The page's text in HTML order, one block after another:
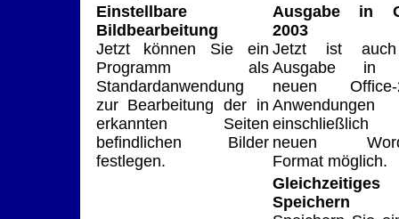
Einstellbare
Bildbearbeitung
Jetzt können Sie ein
Programm als
Standardanwendung
zur Bearbeitung der in
erkannten Seiten
befindlichen Bilder
festlegen.
Ausgabe in
2003
Jetzt ist
Ausgabe in
neuen Office-
Anwendungen
einschließlich
neuen
Format möglich.
Gleichzeitiges
Speichern